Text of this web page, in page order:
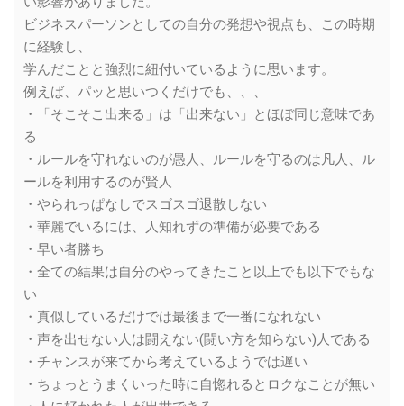
ビジネスパーソンとしての自分の発想や視点も、この時期
に経験し、
学んだことと強烈に紐付いているように思います。
例えば、パッと思いつくだけでも、、、
・「そこそこ出来る」は「出来ない」とほぼ同じ意味であ
る
・ルールを守れないのが愚人、ルールを守るのは凡人、ル
ールを利用するのが賢人
・やられっぱなしでスゴスゴ退散しない
・華麗でいるには、人知れずの準備が必要である
・早い者勝ち
・全ての結果は自分のやってきたこと以上でも以下でもな
い
・真似しているだけでは最後まで一番になれない
・声を出せない人は闘えない(闘い方を知らない)人である
・チャンスが来てから考えているようでは遅い
・ちょっとうまくいった時に自惚れるとロクなことが無い